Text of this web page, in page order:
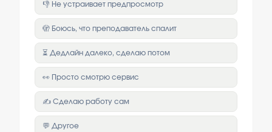
👎 Не устраивает предпросмотр
🫣 Боюсь, что преподаватель спалит
⏳ Дедлайн далеко, сделаю потом
👀 Просто смотрю сервис
✍️ Сделаю работу сам
💬 Другое